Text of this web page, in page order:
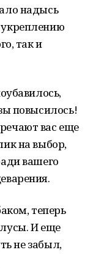
надысь
так и
повысилось!
вас еще
на выбор,
вашего
теперь
И еще
не забыл,